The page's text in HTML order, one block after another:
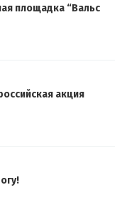
площадка “Вальс
акция